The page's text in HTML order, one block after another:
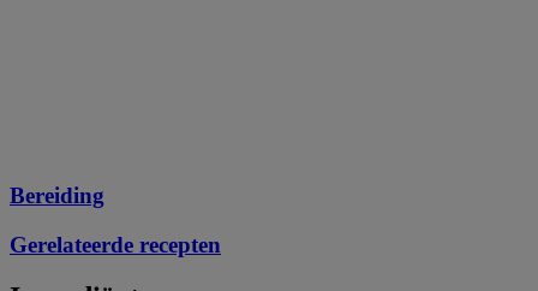
Bereiding
Gerelateerde recepten